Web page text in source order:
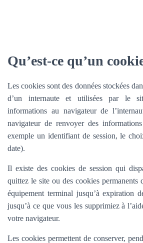
Qu’est-ce qu’un
Les cookies sont des données stockées
d’un internaute et utilisées par le
informations au navigateur de
navigateur de renvoyer des
exemple un identifiant de session, le
date).
Il existe des cookies de session qui
quittez le site ou des cookies permanents
équipement terminal jusqu’à expiration
jusqu’à ce que vous les supprimiez à
votre navigateur.
Les cookies permettent de conserver,